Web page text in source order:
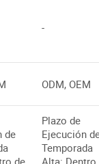
-
ODM, OEM
de
Plazo de
Ejecución
Temporada